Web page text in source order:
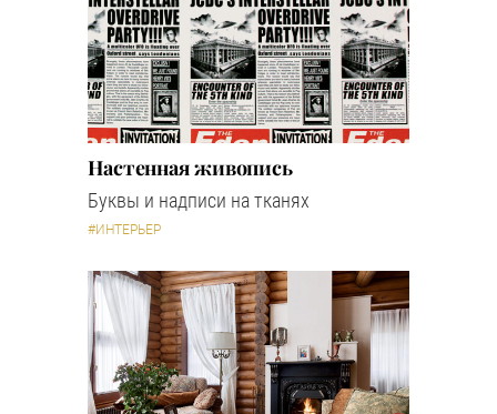
Настенная живопись
Буквы и надписи на тканях
#ИНТЕРЬЕР